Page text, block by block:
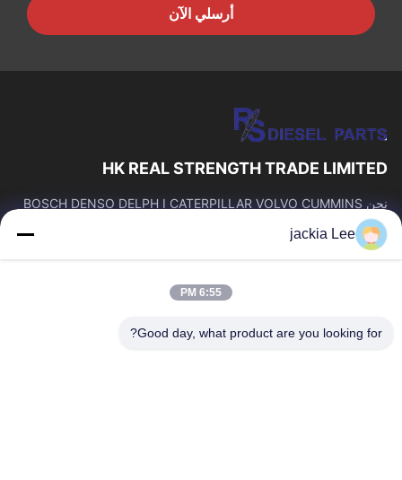
أرسلي الآن
HK REAL STRENGTH TRADE LIMITED
نحن BOSCH DENSO DELPH I CATERPILLAR VOLVO CUMMINS
9523.
روابط سريعة
المنتجات
حولنا
جولة في المصنع
jackia Lee
6:55 PM
Good day, what product are you looking for?